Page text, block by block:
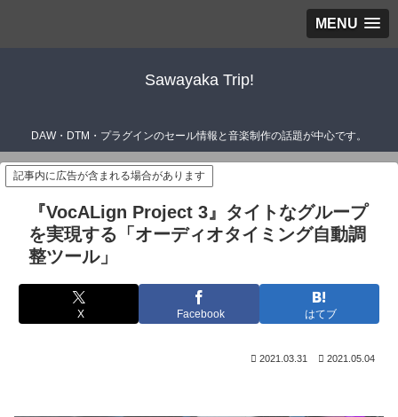
MENU
Sawayaka Trip!
DAW・DTM・プラグインのセール情報と音楽制作の話題が中心です。
記事内に広告が含まれる場合があります
『VocALign Project 3』タイトなグループ
を実現する「オーディオタイミング自動調
整ツール」
X Facebook はてブ
2021.03.31 2021.05.04